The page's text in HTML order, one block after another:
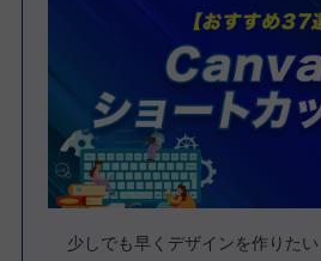
少しでも早くデザインを作りた